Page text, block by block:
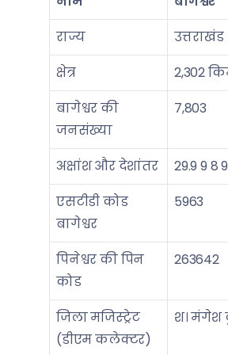
राज्य
उत्तराखंड
क्षेत्र
2,302
बागेश्वर की
जनसंख्या
7,803
अक्षांश और देशांतर
29.9 9 8
एसटीडी कोड
बागेश्वर
5963
पिनेश्वर की पिन
कोड
263642
जिला मजिस्ट्रेट
(डीएम कलेक्टर)
श। मंगेश